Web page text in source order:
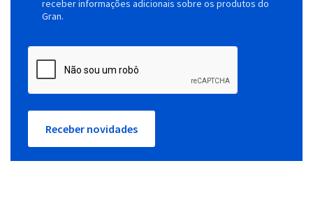
receber informações adicionais sobre os produtos do
Gran.
Receber novidades